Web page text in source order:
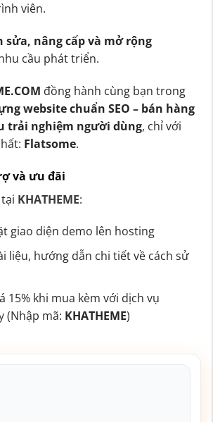
viên.
sửa, nâng cấp và mở rộng
cầu phát triển.
đồng hành cùng bạn trong
website chuẩn SEO – bán hàng
trải nghiệm người dùng, chỉ với
Flatsome.
và ưu đãi
KHATHEME:
giao diện demo lên hosting
liệu, hướng dẫn chi tiết về cách sử
15% khi mua kèm với dịch vụ
(Nhập mã: KHATHEME)